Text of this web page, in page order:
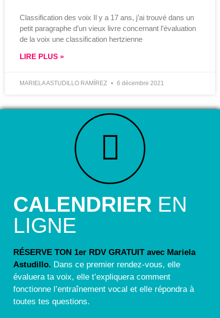
Classification des voix Il y a 17 ans, j’ai trouvé dans un
petit paragraphe d’un vieux livre concernant l’évaluation
de la voix une classification hertzienne
LIRE PLUS »
MARIELA ASTUDILLO RAMÍREZ 6 décembre 2021
CALENDRIER EN
LIGNE
RÉSERVE TON 1er RDV GRATUIT avec Mariela
Astudillo. Dans ce premier rendez-vous, elle
évaluera ta voix, elle t’expliquera comment
fonctionne l’entraînement vocal et elle répondra à
toutes tes questions.